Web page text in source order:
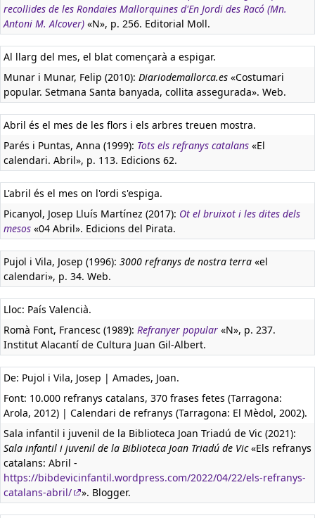
recollides de les Rondaies Mallorquines d'En Jordi des Racó (Mn.
Antoni M. Alcover) «N», p. 256. Editorial Moll.
Al llarg del mes, el blat començarà a espigar.
Munar i Munar, Felip (2010): Diariodemallorca.es «Costumari
popular. Setmana Santa banyada, collita assegurada». Web.
Abril és el mes de les flors i els arbres treuen mostra.
Parés i Puntas, Anna (1999): Tots els refranys catalans «El
calendari. Abril», p. 113. Edicions 62.
L'abril és el mes on l'ordi s'espiga.
Picanyol, Josep Lluís Martínez (2017): Ot el bruixot i les dites dels
mesos «04 Abril». Edicions del Pirata.
Pujol i Vila, Josep (1996): 3000 refranys de nostra terra «el
calendari», p. 34. Web.
Lloc: País Valencià.
Romà Font, Francesc (1989): Refranyer popular «N», p. 237.
Institut Alacantí de Cultura Juan Gil-Albert.
De: Pujol i Vila, Josep | Amades, Joan.
Font: 10.000 refranys catalans, 370 frases fetes (Tarragona:
Arola, 2012) | Calendari de refranys (Tarragona: El Mèdol, 2002).
Sala infantil i juvenil de la Biblioteca Joan Triadú de Vic (2021):
Sala infantil i juvenil de la Biblioteca Joan Triadú de Vic«Els refranys
catalans: Abril -
https://bibdevicinfantil.wordpress.com/2022/04/22/els-refranys-
catalans-abril/
». Blogger.